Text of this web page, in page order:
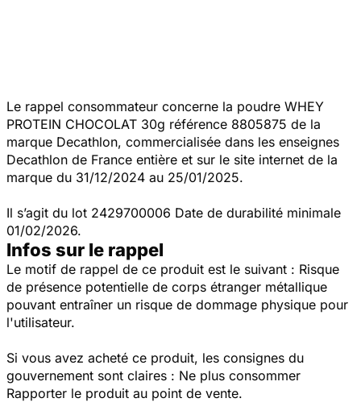
Le rappel consommateur concerne la poudre WHEY
PROTEIN CHOCOLAT 30g référence 8805875 de la
marque Decathlon, commercialisée dans les enseignes
Decathlon de France entière et sur le site internet de la
marque du 31/12/2024 au 25/01/2025.
Il s’agit du lot 2429700006 Date de durabilité minimale
01/02/2026.
Infos sur le rappel
Le motif de rappel de ce produit est le suivant : Risque
de présence potentielle de corps étranger métallique
pouvant entraîner un risque de dommage physique pour
l'utilisateur.
Si vous avez acheté ce produit, les consignes du
gouvernement sont claires : Ne plus consommer
Rapporter le produit au point de vente.